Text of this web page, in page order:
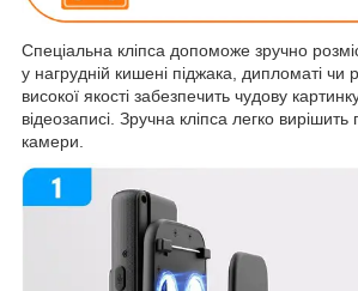
Спеціальна кліпса допоможе зручно
у нагрудній кишені піджака, дипломаті чи
високої якості забезпечить чудову
відеозаписі. Зручна кліпса легко вирішить
камери.